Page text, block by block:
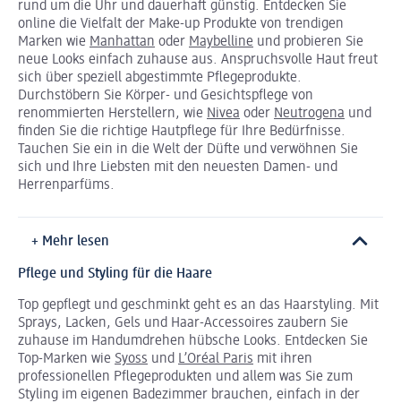
rund um die Uhr und dauerhaft günstig. Entdecken Sie
online die Vielfalt der Make-up Produkte von trendigen
Marken wie Manhattan oder Maybelline und probieren Sie
neue Looks einfach zuhause aus. Anspruchsvolle Haut freut
sich über speziell abgestimmte Pflegeprodukte.
Durchstöbern Sie Körper- und Gesichtspflege von
renommierten Herstellern, wie Nivea oder Neutrogena und
finden Sie die richtige Hautpflege für Ihre Bedürfnisse.
Tauchen Sie ein in die Welt der Düfte und verwöhnen Sie
sich und Ihre Liebsten mit den neuesten Damen- und
Herrenparfüms.
+ Mehr lesen
Pflege und Styling für die Haare
Top gepflegt und geschminkt geht es an das Haarstyling. Mit
Sprays, Lacken, Gels und Haar-Accessoires zaubern Sie
zuhause im Handumdrehen hübsche Looks. Entdecken Sie
Top-Marken wie Syoss und L’Oréal Paris mit ihren
professionellen Pflegeprodukten und allem was Sie zum
Styling im eigenen Badezimmer brauchen, einfach in der